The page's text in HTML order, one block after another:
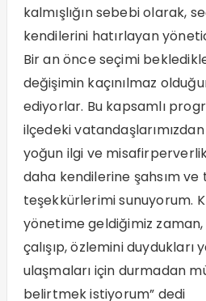
kalmışlığın sebebi olarak,
kendilerini hatırlayan
Bir an önce seçimi
değişimin kaçınılmaz
ediyorlar. Bu kapsamlı
ilçedeki
yoğun ilgi ve
daha kendilerine şahsım ve
teşekkürlerimi sunuyorum.
yönetime geldiğimiz
çalışıp, özlemini
ulaşmaları için durmadan
belirtmek istiyorum” dedi